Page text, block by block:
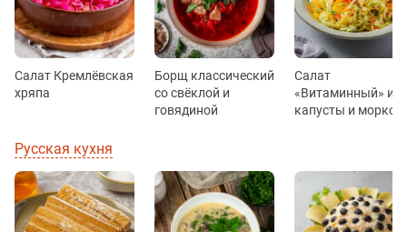
Салат Кремлёвская
хряпа
Борщ классический
со свёклой и
говядиной
Салат
«Витаминный» из
капусты и
Русская кухня